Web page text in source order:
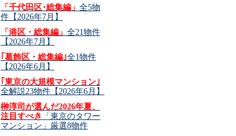
「千代田区･総集編」 全5物
件【2026年7月】
「港区・総集編」 全21物件
【2026年7月】
｢葛飾区・総集編｣全1物件
【2026年6月】
｢東京の大規模マンション｣
全解説23物件【2026年6月】
榊淳司が選んだ2026年夏、
注目すべき
「東京のタワー
マンション」厳選8物件